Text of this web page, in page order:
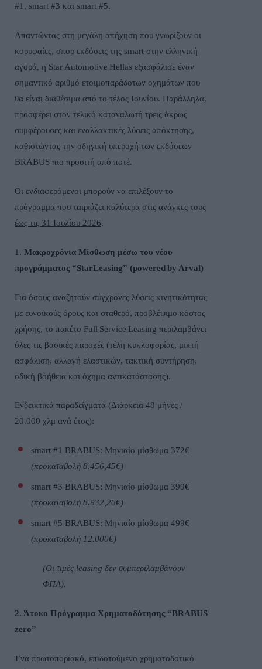
#1, smart #3 και smart #5.
Απαντώντας στη μεγάλη απήχηση που γνωρίζουν οι
κορυφαίες, σπορ εκδόσεις της smart στην ελληνική
αγορά, η Star Automotive Hellas εξασφάλισε έναν
σημαντικό αριθμό ετοιμοπαράδοτων οχημάτων που
θα είναι διαθέσιμα από το τέλος Ιουνίου. Παράλληλα,
προσφέρει στον τελικό καταναλωτή τρεις άκρως
συμφέρουσες και εναλλακτικές λύσεις απόκτησης,
καθιστώντας την οδηγική υπεροχή των εκδόσεων
BRABUS πιο προσιτή από ποτέ.
Οι ενδιαφερόμενοι μπορούν να επιλέξουν το
πρόγραμμα που ταιριάζει καλύτερα στις ανάγκες τους
έως τις 31 Ιουλίου 2026.
1. Μακροχρόνια Μίσθωση μέσω του νέου
προγράμματος “StarLeasing” (poweredby Arval)
Για όσους αναζητούν σύγχρονες λύσεις κινητικότητας
με ευνοϊκούς όρους και σταθερό, προβλέψιμο κόστος
χρήσης, το πακέτο Full Service Leasing περιλαμβάνει
όλες τις βασικές παροχές (τέλη κυκλοφορίας, μικτή
ασφάλιση, αλλαγή ελαστικών, τακτική συντήρηση,
οδική βοήθεια και όχημα αντικατάστασης).
Ενδεικτικά παραδείγματα (Διάρκεια 48 μήνες /
20.000 χλμ ανά έτος):
smart #1 BRABUS: Μηνιαίο μίσθωμα 372€
(προκαταβολή 8.456,45€)
smart #3 BRABUS: Μηνιαίο μίσθωμα 399€
(προκαταβολή 8.932,26€)
smart #5 BRABUS: Μηνιαίο μίσθωμα 499€
(προκαταβολή 12.000€)
(Οι τιμές leasing δεν συμπεριλαμβάνουν
ΦΠΑ).
2. Άτοκο Πρόγραμμα Χρηματοδότησης “BRABUS
zero”
Ένα πρωτοποριακό, επιδοτούμενο χρηματοδοτικό